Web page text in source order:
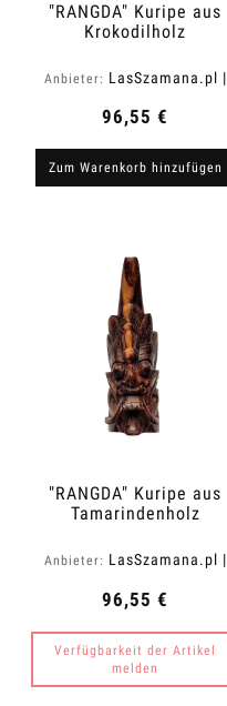
"RANGDA" Kuripe aus
Krokodilholz
Anbieter: LasSzamana.pl |
96,55 €
Zum Warenkorb hinzufügen
"RANGDA" Kuripe aus
Tamarindenholz
Anbieter: LasSzamana.pl |
96,55 €
Verfügbarkeit der Artikel
melden